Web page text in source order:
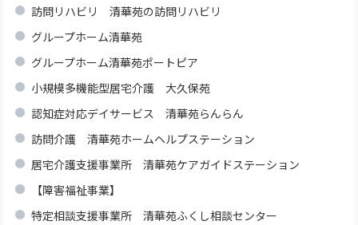
訪問リハビリ 清華苑の訪問リハビリ
グループホーム清華苑
グループホーム清華苑ポートピア
小規模多機能型居宅介護 大久保苑
認知症対応デイサービス 清華苑らんらん
訪問介護 清華苑ホームヘルプステーション
居宅介護支援事業所 清華苑ケアガイドステーション
【障害福祉事業】
特定相談支援事業所 清華苑ふくし相談センター